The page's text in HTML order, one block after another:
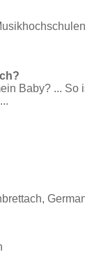
Baby? ... So